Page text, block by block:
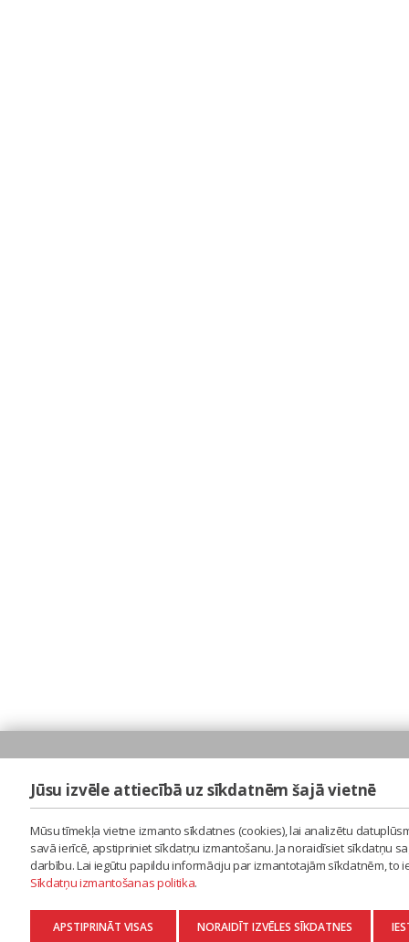
Jūsu izvēle attiecībā uz sīkdatnēm šajā vietnē
Mūsu tīmekļa vietne izmanto sīkdatnes (cookies), lai analizētu
savā ierīcē, apstipriniet sīkdatņu izmantošanu. Ja noraidīsiet sīkdatņu
darbību. Lai iegūtu papildu informāciju par izmantotajām sīkdatnēm,
Sīkdatņu izmantošanas politika.
APSTIPRINĀT VISAS NORAIDĪT IZVĒLES SĪKDATNES